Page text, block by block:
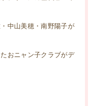
中山美穂・南野陽子が
おニャン子クラブがデ